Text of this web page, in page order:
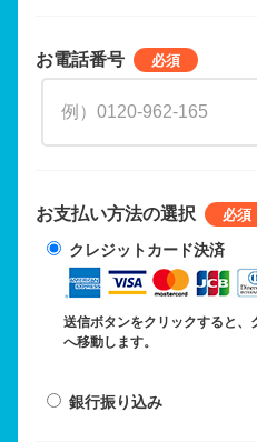
お電話番号
お支払い方法の選択
クレジットカード決済
送信ボタンをクリックすると
へ移動します。
銀行振り込み